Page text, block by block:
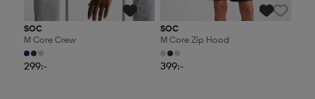
SOC
M Core Crew
299:-
SOC
M Core Zip Hood
399:-